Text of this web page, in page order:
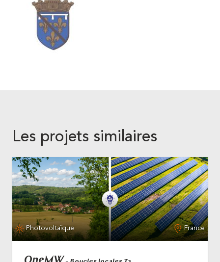
Les projets similaires
Photovoltaïque France